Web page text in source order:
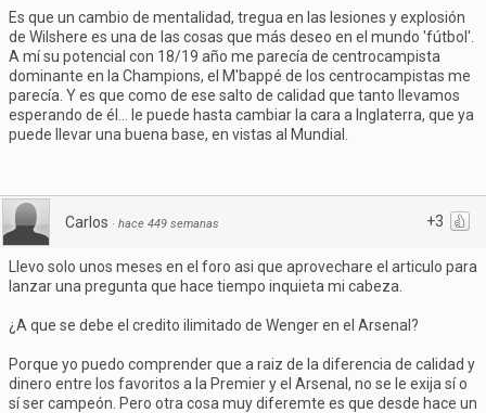
Es que un cambio de mentalidad, tregua en las lesiones y explosión
de Wilshere es una de las cosas que más deseo en el mundo 'fútbol'.
A mí su potencial con 18/19 año me parecía de centrocampista
dominante en la Champions, el M'bappé de los centrocampistas me
parecía. Y es que como de ese salto de calidad que tanto llevamos
esperando de él... le puede hasta cambiar la cara a Inglaterra, que ya
puede llevar una buena base, en vistas al Mundial.
+3
Carlos · hace 449 semanas
Llevo solo unos meses en el foro asi que aprovechare el articulo para
lanzar una pregunta que hace tiempo inquieta mi cabeza.
¿A que se debe el credito ilimitado de Wenger en el Arsenal?
Porque yo puedo comprender que a raiz de la diferencia de calidad y
dinero entre los favoritos a la Premier y el Arsenal, no se le exija sí o
sí ser campeón. Pero otra cosa muy diferemte es que desde hace un